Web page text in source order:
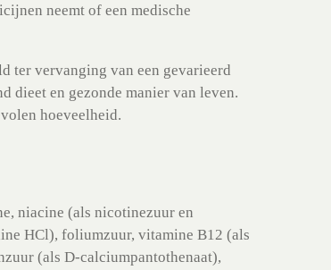
neemt of een medische
ter vervanging van een gevarieerd
dieet en gezonde manier van leven.
hoeveelheid.
niacine (als nicotinezuur en
HCl), foliumzuur, vitamine B12 (als
(als D-calciumpantothenaat),